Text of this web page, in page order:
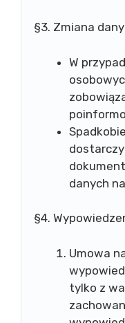
§3. Zmiana
W
danych
§4.
Umowa
tylko z